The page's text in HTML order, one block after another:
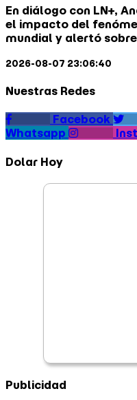
En diálogo con LN+,
el impacto del
mundial y alertó
2026-08-07 23:06:40
Nuestras Redes
Facebook
Whatsapp
Dolar Hoy
Publicidad